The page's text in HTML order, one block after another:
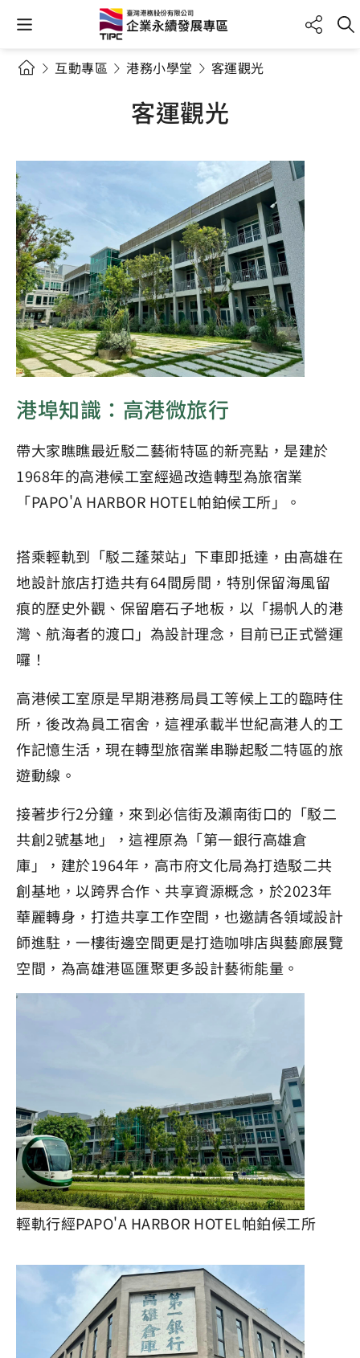
互動專區 港務小學堂 客運觀光
客運觀光
港埠知識：高港微旅行
帶大家瞧瞧最近駁二藝術特區的新亮點，是建於
1968年的高港候工室經過改造轉型為旅宿業
「PAPO'A HARBOR HOTEL帕鉑候工所」。
搭乘輕軌到「駁二蓬萊站」下車即抵達，由高雄在
地設計旅店打造共有64間房間，特別保留海風留
痕的歷史外觀、保留磨石子地板，以「揚帆人的港
灣、航海者的渡口」為設計理念，目前已正式營運
囉！
高港候工室原是早期港務局員工等候上工的臨時住
所，後改為員工宿舍，這裡承載半世紀高港人的工
作記憶生活，現在轉型旅宿業串聯起駁二特區的旅
遊動線。
接著步行2分鐘，來到必信街及瀨南街口的「駁二
共創2號基地」，這裡原為「第一銀行高雄倉
庫」，建於1964年，高市府文化局為打造駁二共
創基地，以跨界合作、共享資源概念，於2023年
華麗轉身，打造共享工作空間，也邀請各領域設計
師進駐，一樓街邊空間更是打造咖啡店與藝廊展覽
空間，為高雄港區匯聚更多設計藝術能量。
輕軌行經PAPO'A HARBOR HOTEL帕鉑候工所